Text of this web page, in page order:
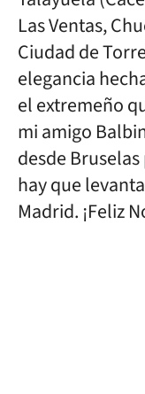
Las Ventas,
Ciudad de
elegancia
el extremeño
mi amigo
desde
hay que
Madrid. ¡Feliz